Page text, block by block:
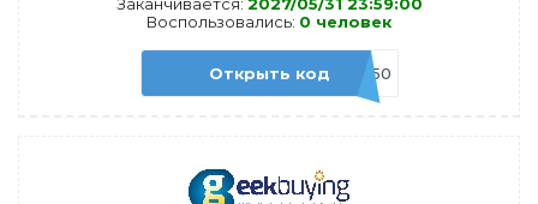
Воспользовались: 0 человек
Открыть кодCONSUM50